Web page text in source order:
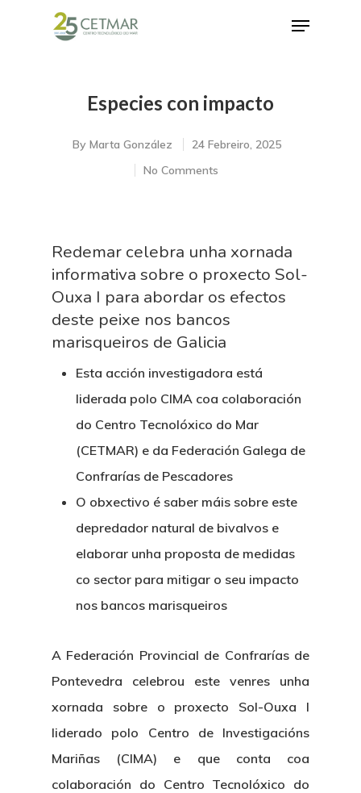
Hit enter to search or ESC to close
Especies con impacto
By Marta González
24 Febreiro, 2025
No Comments
Redemar celebra unha xornada
informativa sobre o proxecto Sol-
Ouxa I para abordar os efectos
deste peixe nos bancos
marisqueiros de Galicia
Esta acción investigadora está
liderada polo CIMA coa colaboración
do Centro Tecnolóxico do Mar
(CETMAR) e da Federación Galega de
Confrarías de Pescadores
O obxectivo é saber máis sobre este
depredador natural de bivalvos e
elaborar unha proposta de medidas
co sector para mitigar o seu impacto
nos bancos marisqueiros
A Federación Provincial de Confrarías de
Pontevedra celebrou este venres unha
xornada sobre o proxecto Sol-Ouxa I
liderado polo Centro de Investigacións
Mariñas (CIMA) e que conta coa
colaboración do Centro Tecnolóxico do